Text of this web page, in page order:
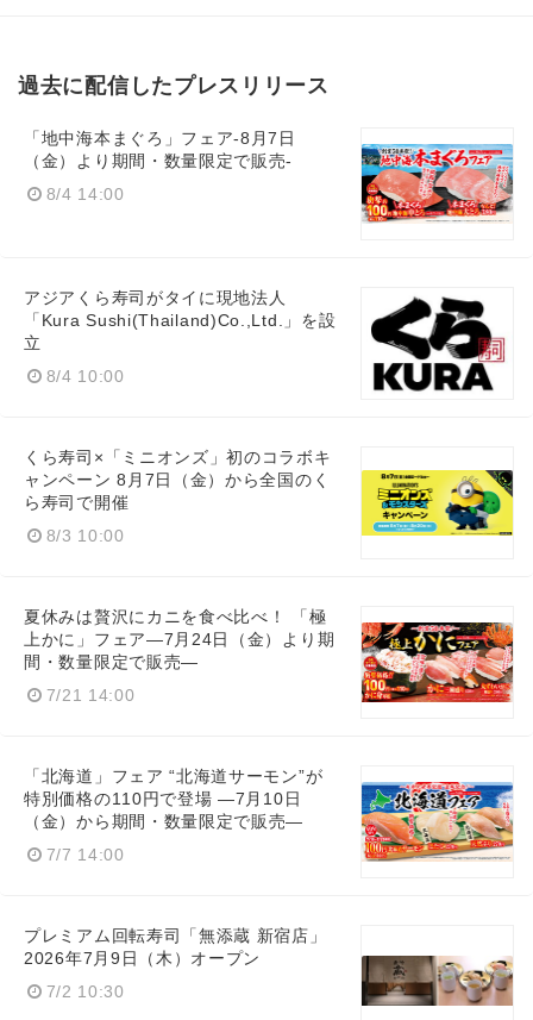
過去に配信したプレスリリース
「地中海本まぐろ」フェア-8月7日
（金）より期間・数量限定で販売-
8/4 14:00
アジアくら寿司がタイに現地法人
「Kura Sushi(Thailand)Co.,Ltd.」を設
立
8/4 10:00
くら寿司×「ミニオンズ」初のコラボキ
ャンペーン 8月7日（金）から全国のく
ら寿司で開催
8/3 10:00
夏休みは贅沢にカニを食べ比べ！ 「極
上かに」フェア―7月24日（金）より期
間・数量限定で販売―
7/21 14:00
「北海道」フェア “北海道サーモン”が
特別価格の110円で登場 ―7月10日
（金）から期間・数量限定で販売―
7/7 14:00
プレミアム回転寿司「無添蔵 新宿店」
2026年7月9日（木）オープン
7/2 10:30